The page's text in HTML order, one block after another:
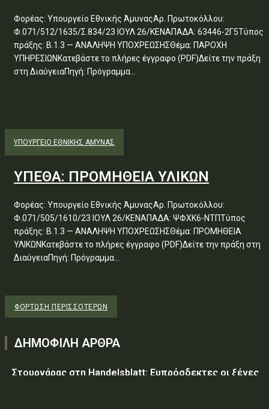
Φορέας: Υπουργείο Εθνικής ΆμυναςΑρ. Πρωτοκόλλου:
Φ.071/512/1635/Σ.834/23 ΙΟΥΛ 26/ΚΕΝΑΠΑΔΑ: 63446-2Γ5Τύπος
πράξης: Β.1.3 — ΑΝΑΛΗΨΗ ΥΠΟΧΡΕΩΣΗΣΘέμα: ΠΑΡΟΧΗ
ΥΠΗΡΕΣΙΩΝΚατεβάστε το πλήρες έγγραφο (PDF)Δείτε την πράξη
στη ΔιαύγειαΠηγή: Πρόγραμμα...
ΥΠΟΥΡΓΕΊΟ ΕΘΝΙΚΉΣ ΆΜΥΝΑΣ
ΥΠΕΘΑ: ΠΡΟΜΗΘΕΙΑ ΥΛΙΚΩΝ
Φορέας: Υπουργείο Εθνικής ΆμυναςΑρ. Πρωτοκόλλου:
Φ.071/505/1610/23 ΙΟΥΛ 26/ΚΕΝΑΠΑΔΑ: ΨΦΧΚ6-ΝΤΠΤύπος
πράξης: Β.1.3 — ΑΝΑΛΗΨΗ ΥΠΟΧΡΕΩΣΗΣΘέμα: ΠΡΟΜΗΘΕΙΑ
ΥΛΙΚΩΝΚατεβάστε το πλήρες έγγραφο (PDF)Δείτε την πράξη στη
ΔιαύγειαΠηγή: Πρόγραμμα...
ΦΌΡΤΩΣΗ ΠΕΡΙΣΣΟΤΈΡΩΝ
ΔΗΜΟΦΙΛΗ ΑΡΘΡΑ
Στουρνάρας στη Handelsblatt: Ευπρόσδεκτες οι ξένες